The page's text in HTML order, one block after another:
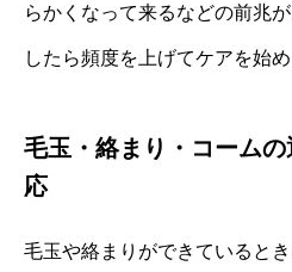
らかくなって来るなどの前兆
したら頻度を上げてケアを始め
毛玉・絡まり・コーム
応
毛玉や絡まりができていると